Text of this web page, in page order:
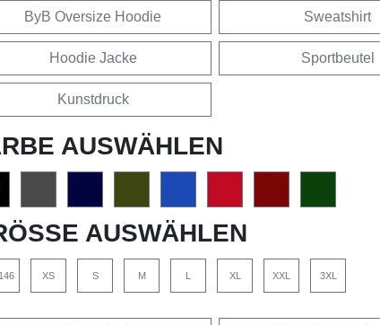
ByB Oversize Hoodie Sweatshirt
Hoodie Jacke Sportbeutel
Kunstdruck
AUSWÄHLEN
AUSWÄHLEN
XS S M L XL XXL 3XL